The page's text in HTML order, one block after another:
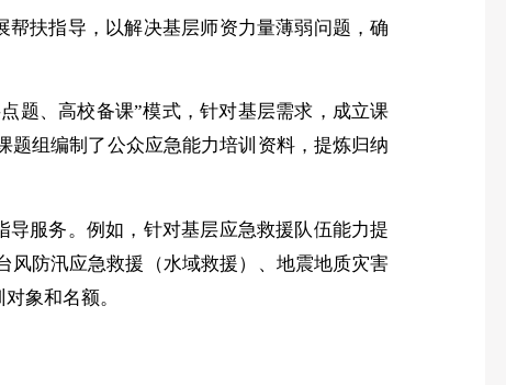
扶指导，以解决基层师资力量薄弱问题，确
题、高校备课”模式，针对基层需求，成立课
组编制了公众应急能力培训资料，提炼归纳
服务。例如，针对基层应急救援队伍能力提
防汛应急救援（水域救援）
‌、‌地震地质灾害
象和名额。